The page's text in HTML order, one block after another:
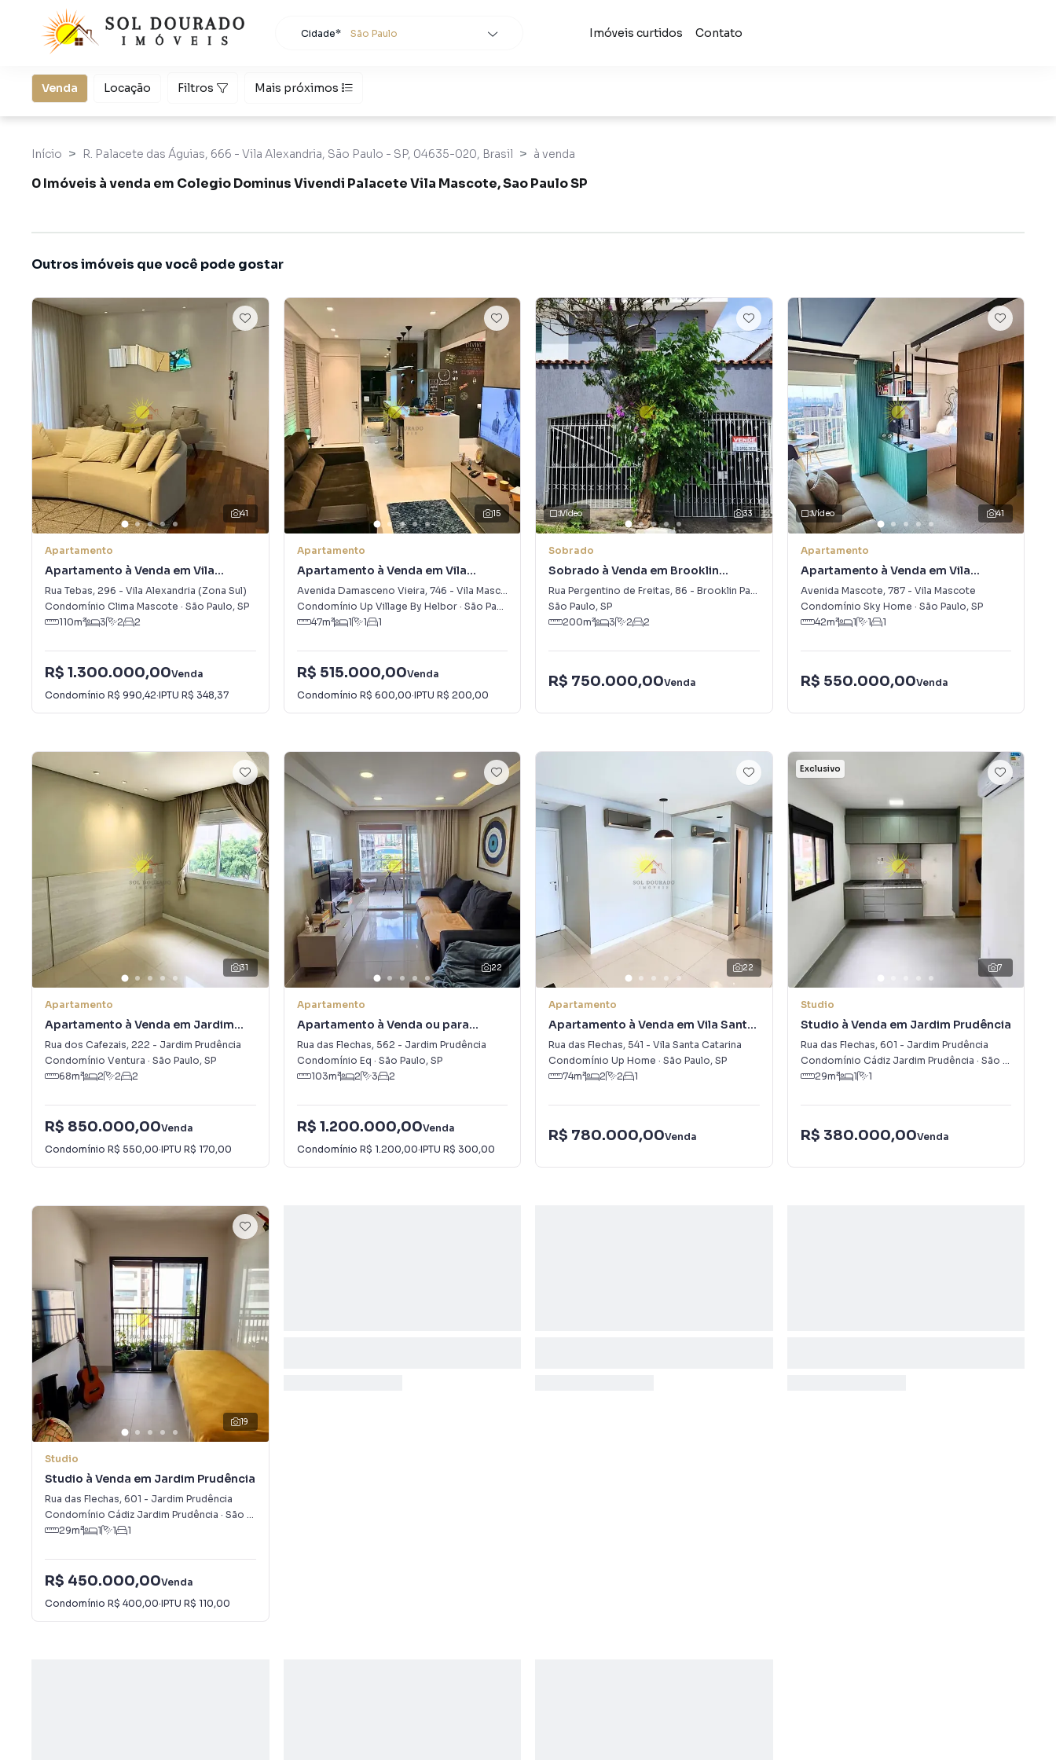
Cidade* São Paulo Imóveis curtidos Contato
Venda Locação Filtros Mais próximos
Início R. Palacete das Águias, 666 - Vila Alexandria, São Paulo - SP, 04635-020, Brasil à venda
0 Imóveis à venda em Colegio Dominus Vivendi Palacete Vila Mascote, Sao Paulo SP
Outros imóveis que você pode gostar
41
Apartamento
Apartamento à Venda em Vila
Alexandria (Zona Sul)
Rua Tebas, 296 - Vila Alexandria (Zona Sul)
Condomínio Clima Mascote · São Paulo, SP
110m² 3 2 2
R$ 1.300.000,00Venda
Condomínio R$ 990,42·IPTU R$ 348,37
15
Apartamento
Apartamento à Venda em Vila
Mascote
Avenida Damasceno Vieira, 746 - Vila Mascote
Condomínio Up Village By Helbor· São Paulo
47m² 1 1 1
R$ 515.000,00Venda
Condomínio R$ 600,00·IPTU R$ 200,00
33
Vídeo
Sobrado
Sobrado à Venda em Brooklin
Paulista
Rua Pergentino de Freitas, 86 - Brooklin Paulista
São Paulo, SP
200m² 3 2 2
R$ 750.000,00Venda
41
Vídeo
Apartamento
Apartamento à Venda em Vila
Mascote
Avenida Mascote, 787- Vila Mascote
Condomínio Sky Home · São Paulo, SP
42m² 1 1 1
R$ 550.000,00Venda
31
Apartamento
Apartamento à Venda em Jardim
Prudência
Rua dos Cafezais, 222 - Jardim Prudência
Condomínio Ventura · São Paulo, SP
68m² 2 2 2
R$ 850.000,00Venda
Condomínio R$ 550,00·IPTU R$ 170,00
22
Apartamento
Apartamento à Venda ou para
Alugar em Jardim Prudência
Rua das Flechas, 562 - Jardim Prudência
Condomínio Eq · São Paulo, SP
103m² 2 3 2
R$ 1.200.000,00Venda
Condomínio R$ 1.200,00·IPTU R$ 300,00
22
Apartamento
Apartamento à Venda em Vila Santa
Catarina
Rua das Flechas, 541 - Vila Santa Catarina
Condomínio Up Home · São Paulo, SP
74m² 2 2 1
R$ 780.000,00Venda
Exclusivo
7
Studio
Studio à Venda em Jardim Prudência
Rua das Flechas, 601 - Jardim Prudência
Condomínio Cádiz Jardim Prudência · São Paulo
29m² 1 1
R$ 380.000,00Venda
19
Studio
Studio à Venda em Jardim Prudência
Rua das Flechas, 601 - Jardim Prudência
Condomínio Cádiz Jardim Prudência · São Paulo
29m² 1 1 1
R$ 450.000,00Venda
Condomínio R$ 400,00·IPTU R$ 110,00